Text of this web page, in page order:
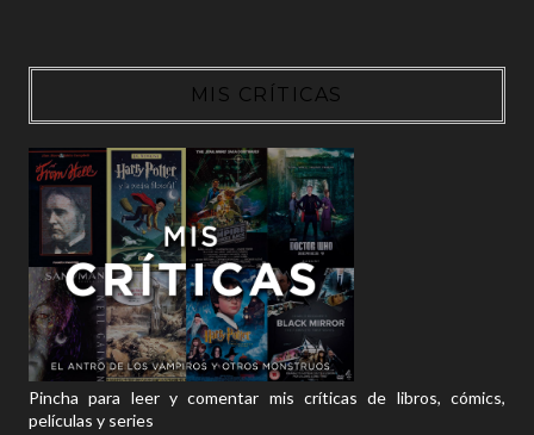
MIS CRÍTICAS
Pincha para leer y comentar mis críticas de libros, cómics,
películas y series